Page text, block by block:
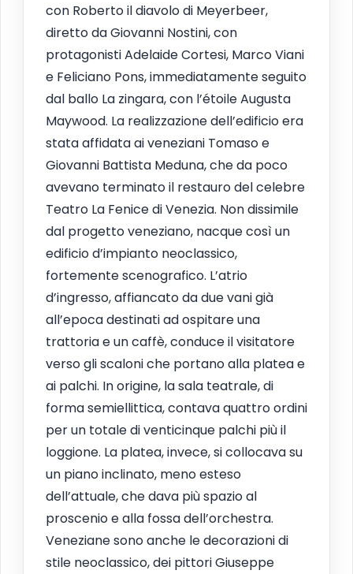
con Roberto il diavolo di Meyerbeer,
diretto da Giovanni Nostini, con
protagonisti Adelaide Cortesi, Marco Viani
e Feliciano Pons, immediatamente seguito
dal ballo La zingara, con l’étoile Augusta
Maywood. La realizzazione dell’edificio era
stata affidata ai veneziani Tomaso e
Giovanni Battista Meduna, che da poco
avevano terminato il restauro del celebre
Teatro La Fenice di Venezia. Non dissimile
dal progetto veneziano, nacque così un
edificio d’impianto neoclassico,
fortemente scenografico. L’atrio
d’ingresso, affiancato da due vani già
all’epoca destinati ad ospitare una
trattoria e un caffè, conduce il visitatore
verso gli scaloni che portano alla platea e
ai palchi. In origine, la sala teatrale, di
forma semiellittica, contava quattro ordini
per un totale di venticinque palchi più il
loggione. La platea, invece, si collocava su
un piano inclinato, meno esteso
dell’attuale, che dava più spazio al
proscenio e alla fossa dell’orchestra.
Veneziane sono anche le decorazioni di
stile neoclassico, dei pittori Giuseppe